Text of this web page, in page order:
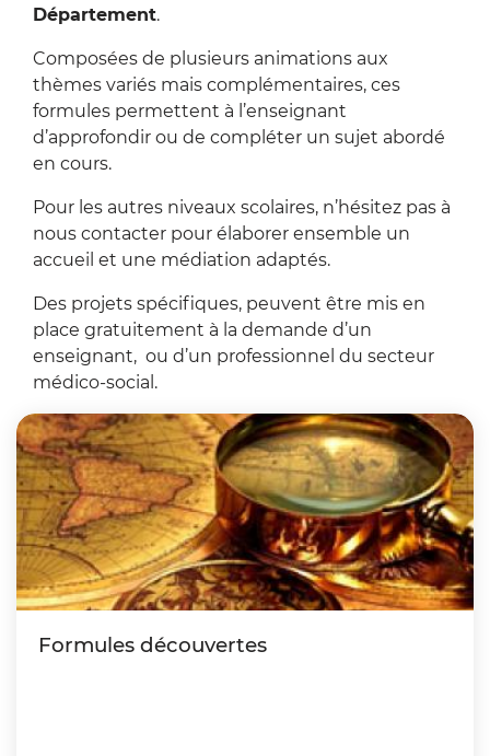
Département.
Composées de plusieurs animations aux
thèmes variés mais complémentaires, ces
formules permettent à l’enseignant
d’approfondir ou de compléter un sujet abordé
en cours.
Pour les autres niveaux scolaires, n’hésitez pas à
nous contacter pour élaborer ensemble un
accueil et une médiation adaptés.
Des projets spécifiques, peuvent être mis en
place gratuitement à la demande d’un
enseignant, ou d’un professionnel du secteur
médico-social.
Formules découvertes